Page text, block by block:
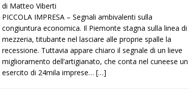
Maltempo a Monticello d’Alba: crolla un palo dell’illuminazione
PRIMO PIANO
Abitare il piemontese / La parola della settimana è Bifa
di Matteo Viberti
PICCOLA IMPRESA – Segnali ambivalenti sulla
congiuntura economica. Il Piemonte stagna sulla linea di
mezzeria, titubante nel lasciare alle proprie spalle la
recessione. Tuttavia appare chiaro il segnale di un lieve
miglioramento dell’artigianato, che conta nel cuneese un
esercito di 24mila imprese… […]